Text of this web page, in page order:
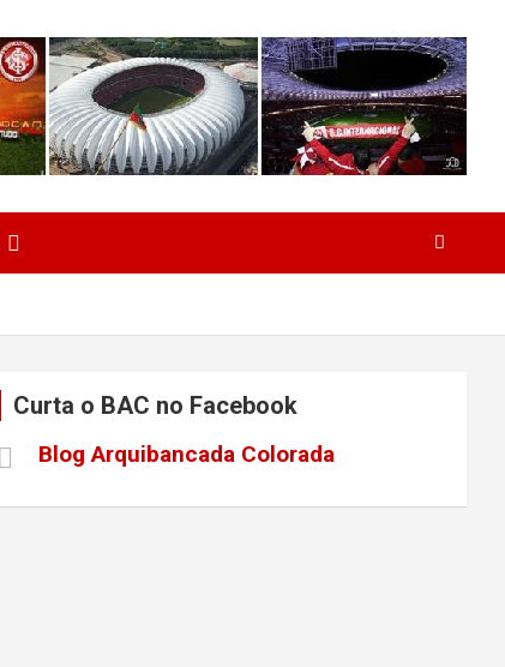
Curta o BAC no Facebook
Blog Arquibancada Colorada